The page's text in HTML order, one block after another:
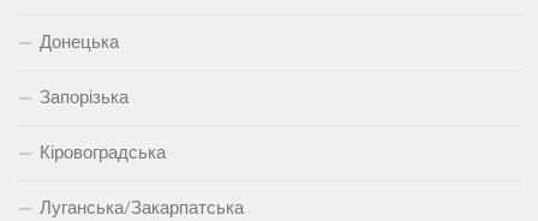
Донецька
Запорізька
Кіровоградська
Луганська/Закарпатська